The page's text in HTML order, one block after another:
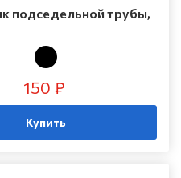
подседельной трубы,
150 ₽
Купить